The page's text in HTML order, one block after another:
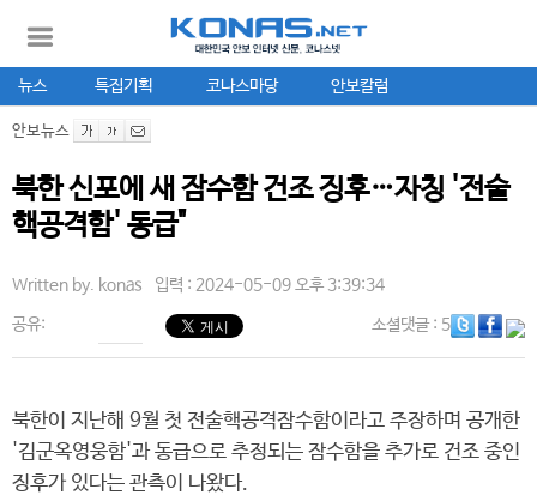
뉴스 특집기획 코나스마당 안보칼럼
안보뉴스
북한 신포에 새 잠수함 건조 징후…자칭 '전술
핵공격함' 동급"
Written by. konas 입력 : 2024-05-09 오후 3:39:34
공유: 소셜댓글: 5
북한이 지난해 9월 첫 전술핵공격잠수함이라고 주장하며 공개한
'김군옥영웅함'과 동급으로 추정되는 잠수함을 추가로 건조 중인
징후가 있다는 관측이 나왔다.